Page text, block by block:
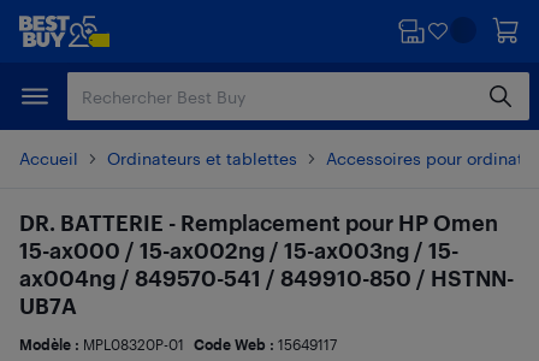
Passer
principal
Passer
Accueil Ordinateurs et tablettes Accessoires pour
DR. BATTERIE - Remplacement pour HP Omen
15-ax000 / 15-ax002ng / 15-ax003ng / 15-
ax004ng / 849570-541 / 849910-850 / HSTNN-
UB7A
Modèle : MPL08320P-01 Code Web : 15649117